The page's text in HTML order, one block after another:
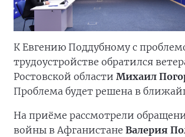
К Евгению Поддубному с
трудоустройстве обратился
Ростовской области Михаил
Проблема будет решена в
На приёме рассмотрели
войны в Афганистане Валерия